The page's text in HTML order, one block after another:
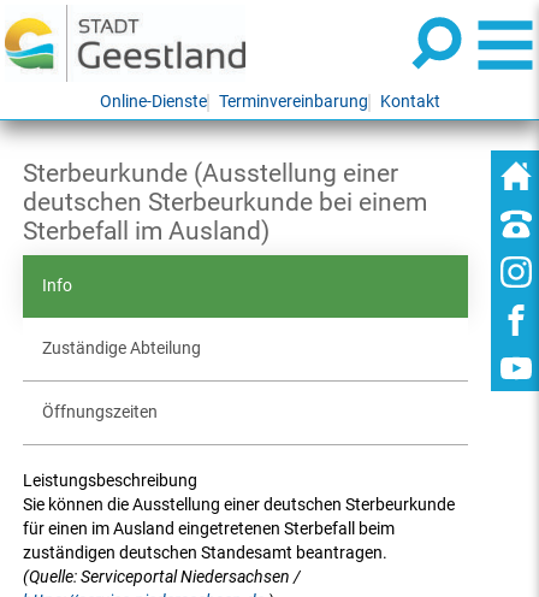
Online-Dienste Terminvereinbarung Kontakt
Sterbeurkunde (Ausstellung einer
deutschen Sterbeurkunde bei einem
Sterbefall im Ausland)
Info
Zuständige Abteilung
Öffnungszeiten
Leistungsbeschreibung
Sie können die Ausstellung einer deutschen Sterbeurkunde
für einen im Ausland eingetretenen Sterbefall beim
zuständigen deutschen Standesamt beantragen.
(Quelle: Serviceportal Niedersachsen /